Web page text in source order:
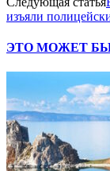
изъяли
ЭТО МОЖЕТ